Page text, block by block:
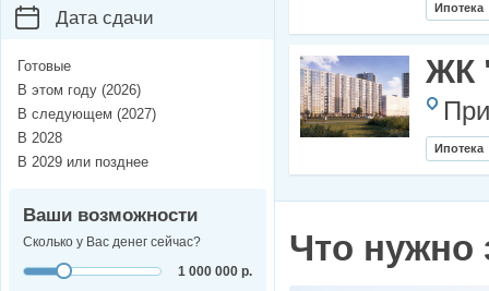
Ипотека
ЖК
Ипотека
Что нужно
Дата сдачи
Готовые
В этом году (2026)
В следующем (2027)
В 2028
В 2029 или позднее
Ваши возможности
Сколько у Вас денег сейчас?
1 000 000 р.